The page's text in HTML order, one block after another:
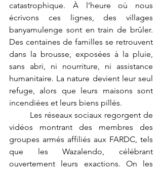
catastrophique. À l’heure où nous
écrivons ces lignes, des villages
banyamulenge sont en train de brûler.
Des centaines de familles se retrouvent
dans la brousse, exposées à la pluie,
sans abri, ni nourriture, ni assistance
humanitaire. La nature devient leur seul
refuge, alors que leurs maisons sont
incendiées et leurs biens pillés.
vidéos montrant des membres des
groupes armés affiliés aux FARDC, tels
que les Wazalendo, célébrant
ouvertement leurs exactions. On les